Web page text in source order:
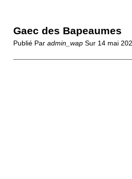
Gaec des Bapeaumes
Publié Par admin_wapSur 14 mai